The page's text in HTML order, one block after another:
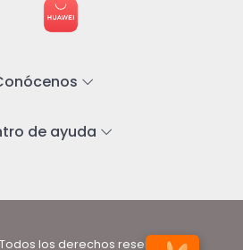
de ayuda
los derechos reservados.